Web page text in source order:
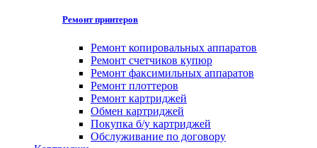
Ремонт принтеров
Ремонт копировальных аппаратов
Ремонт счетчиков купюр
Ремонт факсимильных аппаратов
Ремонт плоттеров
Ремонт картриджей
Обмен картриджей
Покупка б/у картриджей
Обслуживание по договору